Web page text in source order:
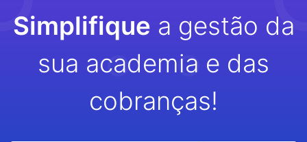
Simplifique a gestão da
sua academia e das
cobranças!